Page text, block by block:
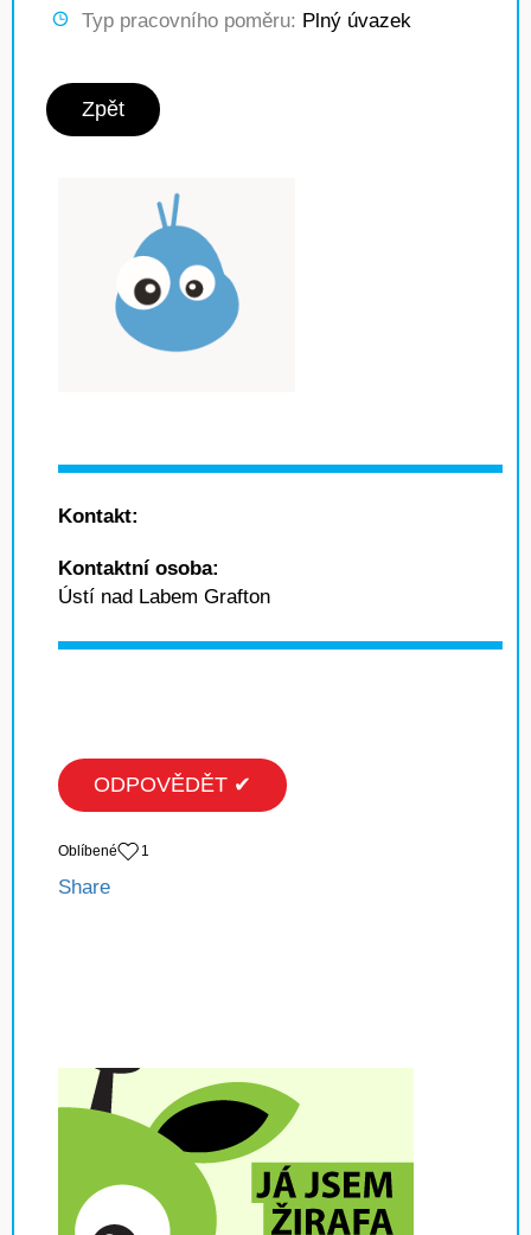
Typ pracovního poměru: Plný úvazek
Zpět
Kontakt:
Kontaktní osoba:
Ústí nad Labem Grafton
ODPOVĚDĚT ✔
Oblíbené 1
Share